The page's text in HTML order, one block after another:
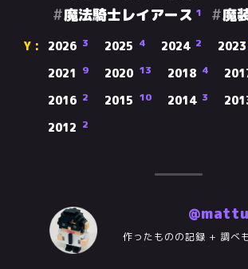
魔法騎士レイアース 1 魔
2026 3 2025 4 2024 2 2023
2021 9 2020 13 2018 4
2016 2 2015 10 2014 3
2012 2
作ったものの記録 + 調べ